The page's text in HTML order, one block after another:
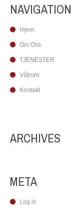
NAVIGATION
Hjem
Om Oss
TJENESTER
Våtrom
Kontakt
ARCHIVES
META
Log in